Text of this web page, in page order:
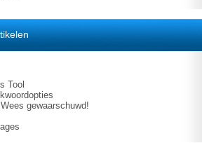
Tool
gewaarschuwd!